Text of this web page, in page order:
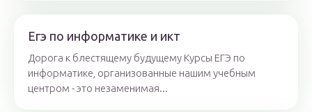
Егэ по информатике и икт
Дорога к блестящему будущему Курсы ЕГЭ по
информатике, организованные нашим учебным
центром - это незаменимая...